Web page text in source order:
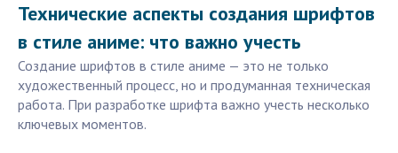
Технические аспекты создания шрифтов
в стиле аниме: что важно учесть
Создание шрифтов в стиле аниме — это не только
художественный процесс, но и продуманная техническая
работа. При разработке шрифта важно учесть несколько
ключевых моментов.